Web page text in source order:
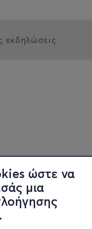
ώστε να
μια
εκδηλώσεις